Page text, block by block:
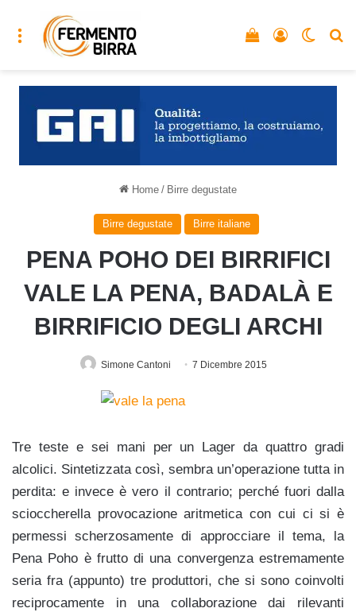
Menu Accedi
Vedi il carrello
Home / Birre degustate
Birre degustate Birre italiane
PENA POHO DEI BIRRIFICI
VALE LA PENA, BADALÀ E
BIRRIFICIO DEGLI ARCHI
Simone Cantoni 7 Dicembre 2015
Tre teste e sei mani per un Lager da quattro gradi
alcolici. Sintetizzata così, sembra un’operazione tutta in
perdita: e invece è vero il contrario; perché fuori dalla
scioccherella provocazione aritmetica con cui ci si è
permessi scherzosamente di approcciare il tema, la
Pena Poho è frutto di una convergenza estremamente
seria fra (appunto) tre produttori, che si sono coinvolti
reciprocamente in una collaborazione dai rilevanti